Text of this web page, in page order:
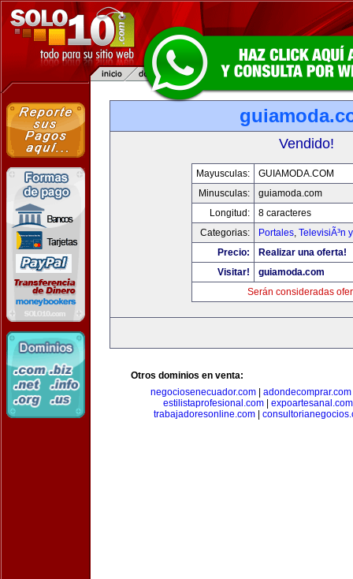
Vendido!
Mayusculas:
GUIAMODA.COM
Minusculas:
guiamoda.com
Longitud:
8 caracteres
Categorias:
Portales, TelevisiÃ³n
Precio:
Realizar una oferta!
Visitar!
guiamoda.com
Serán consideradas
Otros dominios en venta:
negociosenecuador.com| adondecomprar.com
estilistaprofesional.com
expoartesanal.com
trabajadoresonline.com